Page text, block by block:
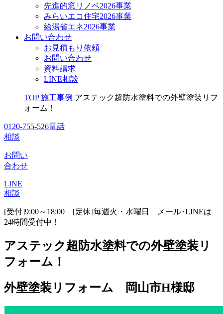
先進的窓リノベ2026事業
みらいエコ住宅2026事業
給湯省エネ2026事業
お問い合わせ
お見積もり依頼
お問い合わせ
資料請求
LINE相談
TOP 施工事例 アステック超防水塗料での外壁塗装リフ
ォーム！
0120-755-526電話
相談
お問い
合わせ
LINE
相談
[受付]9:00～18:00 [定休]毎週火・水曜日
メール･LINEは
24時間受付中！
アステック超防水塗料での外壁塗装リ
フォーム！
外壁塗装リフォーム 岡山市H様邸